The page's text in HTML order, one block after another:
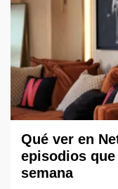
Qué ver en
episodios
semana